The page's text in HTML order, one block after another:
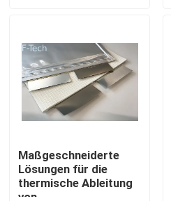
VR-Show
Über uns
Werksbesichtigung
Maßgeschneiderte
Lösungen für die
thermische Ableitung
von